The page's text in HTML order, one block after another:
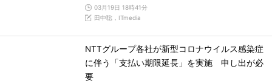
03月19日 18時41分
田中聡，ITmedia
NTTグループ各社が新型コロナウイルス感染症
に伴う「支払い期限延長」を実施 申し出が必
要